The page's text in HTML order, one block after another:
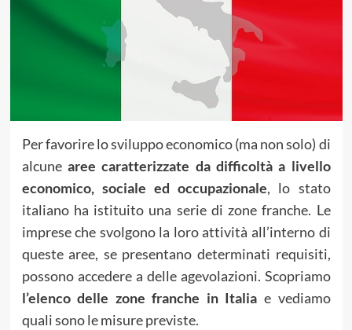
Per favorire lo sviluppo economico (ma non solo) di
alcune aree caratterizzate da difficoltà a livello
economico, sociale ed occupazionale, lo stato
italiano ha istituito una serie di zone franche. Le
imprese che svolgono la loro attività all’interno di
queste aree, se presentano determinati requisiti,
possono accedere a delle agevolazioni. Scopriamo
l’elenco delle zone franche in Italia e vediamo
quali sono le misure previste.